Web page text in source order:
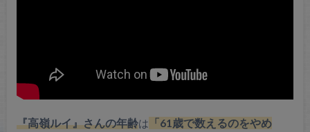
『高嶺ルイ』さんの年齢は 「61歳で数えるのをやめ